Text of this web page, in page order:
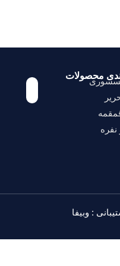
محصولات
: وبیفا